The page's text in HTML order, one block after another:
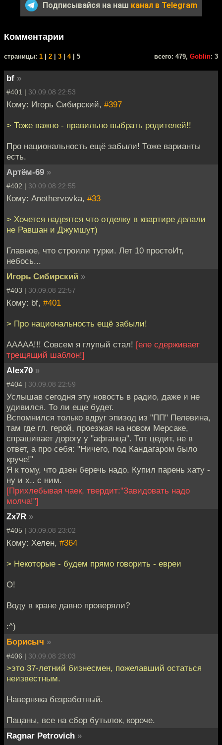
Подписывайся на наш канал в Telegram
Комментарии
cтраницы: 1 2 3 4| 5 всего: 479, Goblin: 3
bf »
#401 | 30.09.08 22:53
Кому: Игорь Сибирский, #397
> Тоже важно - правильно выбрать родителей!!
Про национальность ещё забыли! Тоже варианты
есть.
Артём-69 »
#402 | 30.09.08 22:55
Кому: Anothervovka, #33
> Хочется надеятся что отделку в квартире делали
не Равшан и Джумшут)
Главное, что строили турки. Лет 10 простоИт,
небось...
Игорь Сибирский »
#403 | 30.09.08 22:57
Кому: bf, #401
> Про национальность ещё забыли!
ААААА!!! Совсем я глупый стал! [еле сдерживает
трещящий шаблон!]
Alex70 »
#404 | 30.09.08 22:59
Услышав сегодня эту новость в радио, даже и не
удивился. То ли еще будет.
Вспомнился только вдруг эпизод из "ПП" Пелевина,
там где гл. герой, проезжая на новом Мерсаке,
спрашивает дорогу у "афганца". Тот цедит, не в
ответ, а про себя: "Ничего, под Кандагаром было
круче!"
Я к тому, что дзен беречь надо. Купил парень хату -
ну и х.. с ним.
[Прихлебывая чаек, твердит:"Завидовать надо
молча!"]
Zx7R »
#405 | 30.09.08 23:02
Кому: Хелен, #364
> Некоторые - будем прямо говорить - евреи
О!
Воду в кране давно проверяли?
:^)
Борисыч »
#406 | 30.09.08 23:03
>это 37-летний бизнесмен, пожелавший остаться
неизвестным.
Наверняка безработный.
Пацаны, все на сбор бутылок, короче.
Ragnar Petrovich »